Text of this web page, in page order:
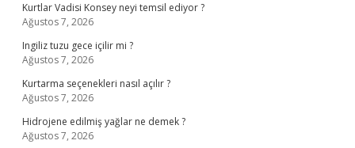
Kurtlar Vadisi Konsey neyi temsil ediyor ?
Ağustos 7, 2026
Ingiliz tuzu gece içilir mi ?
Ağustos 7, 2026
Kurtarma seçenekleri nasıl açılır ?
Ağustos 7, 2026
Hidrojene edilmiş yağlar ne demek ?
Ağustos 7, 2026